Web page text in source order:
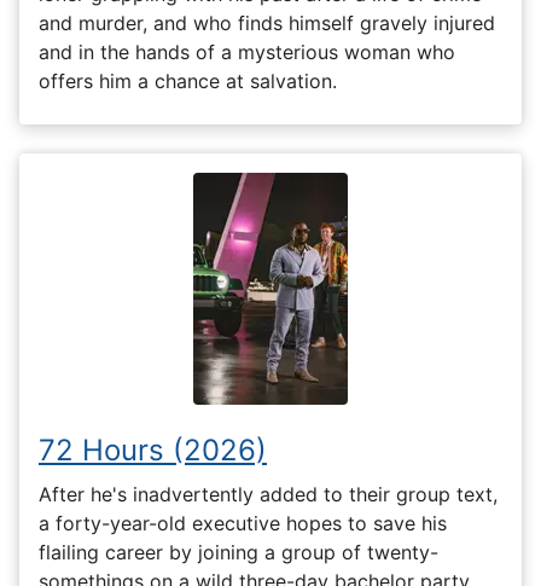
and murder, and who finds himself gravely injured
and in the hands of a mysterious woman who
offers him a chance at salvation.
72 Hours (2026)
After he's inadvertently added to their group text,
a forty-year-old executive hopes to save his
flailing career by joining a group of twenty-